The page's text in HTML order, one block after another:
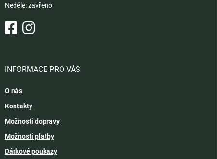
Neděle: zavřeno
INFORMACE PRO VÁS
O nás
Kontakty
Možnosti dopravy
Možnosti platby
Dárkové poukazy